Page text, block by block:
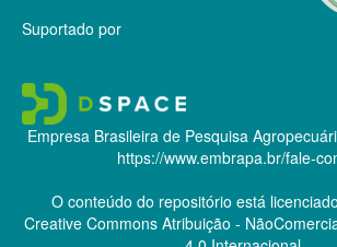
Suportado por
Empresa Brasileira de Pesquisa
https://www.embrapa.br/fale-
O conteúdo do repositório está
Creative CommonsAtribuição -